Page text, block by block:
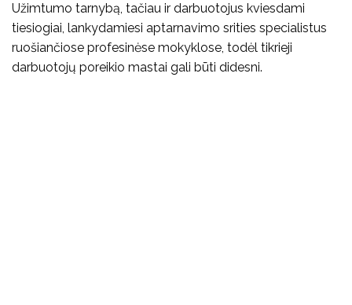
Užimtumo tarnybą, tačiau ir darbuotojus kviesdami
tiesiogiai, lankydamiesi aptarnavimo srities specialistus
ruošiančiose profesinėse mokyklose, todėl tikrieji
darbuotojų poreikio mastai gali būti didesni.